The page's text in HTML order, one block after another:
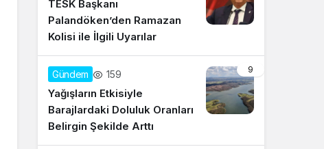
TESK Başkanı
Palandöken’den Ramazan
Kolisi ile İlgili Uyarılar
9
Gündem 159
Yağışların Etkisiyle
Barajlardaki Doluluk Oranları
Belirgin Şekilde Arttı